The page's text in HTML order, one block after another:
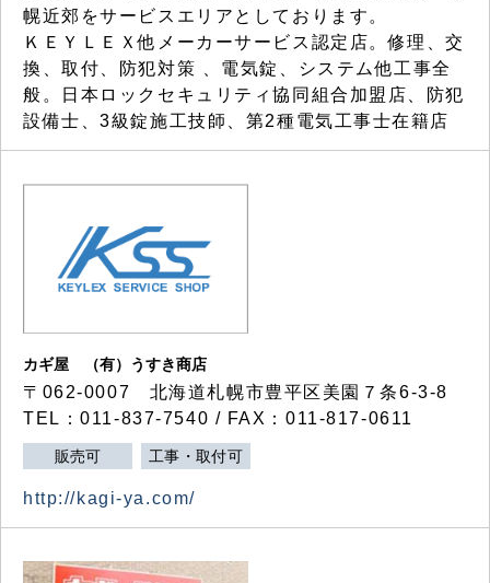
幌近郊をサービスエリアとしております。
ＫＥＹＬＥＸ他メーカーサービス認定店。修理、交
換、取付、防犯対策 、電気錠、システム他工事全
般。日本ロックセキュリティ協同組合加盟店、防犯
設備士、3級錠施工技師、第2種電気工事士在籍店
カギ屋 （有）うすき商店
〒062-0007 北海道札幌市豊平区美園７条6-3-8
TEL：011-837-7540 / FAX：011-817-0611
販売可 工事・取付可
http://kagi-ya.com/